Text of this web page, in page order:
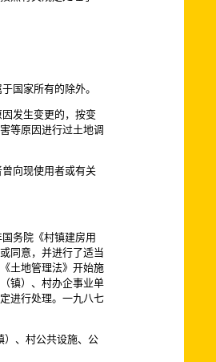
国家所有的除外。
发生变更的，按变
等原因进行过土地调
向现使用者或有关
务院《村镇建房用
同意，并进行了适当
土地管理法》开始施
镇）、村办企事业单
进行处理。一九八七
、村公共设施、公